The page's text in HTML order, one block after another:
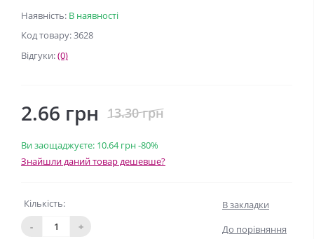
Наявність: В наявності
Код товару: 3628
Відгуки:(0)
2.66 грн 13.30 грн
Ви заощаджуєте: 10.64 грн-80%
Знайшли даний товар дешевше?
Кількість:
-
+
В закладки
До порівняння